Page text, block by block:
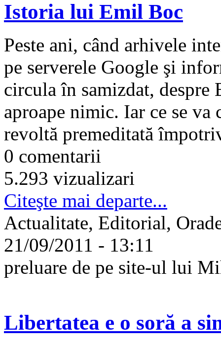
Istoria lui Emil Boc
Peste ani, când arhivele
pe serverele Google şi
circula în samizdat, despre
aproape nimic. Iar ce se
revoltă premeditată
0 comentarii
5.293 vizualizari
Citeşte mai departe...
Actualitate, Editorial,
21/09/2011 - 13:11
preluare de pe site-ul lui
Libertatea e o soră a